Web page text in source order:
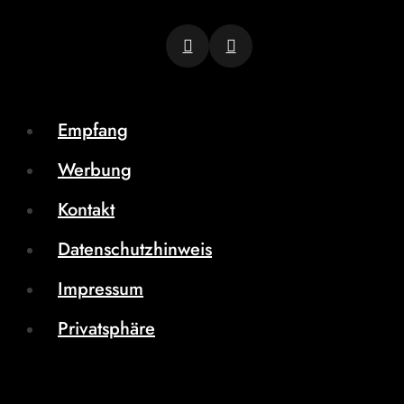
Empfang
Werbung
Kontakt
Datenschutzhinweis
Impressum
Privatsphäre